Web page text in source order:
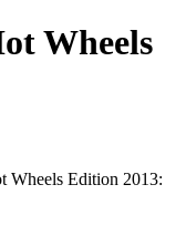
Wheels
Wheels Edition 2013: